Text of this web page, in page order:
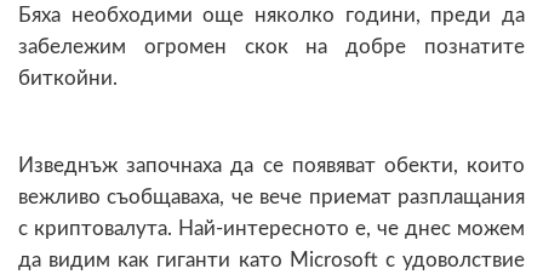
Бяха необходими още няколко години, преди да
забележим огромен скок на добре познатите
биткойни.
Изведнъж започнаха да се появяват обекти, които
вежливо съобщаваха, че вече приемат разплащания
с криптовалута. Най-интересното е, че днес можем
да видим как гиганти като Microsoft с удоволствие